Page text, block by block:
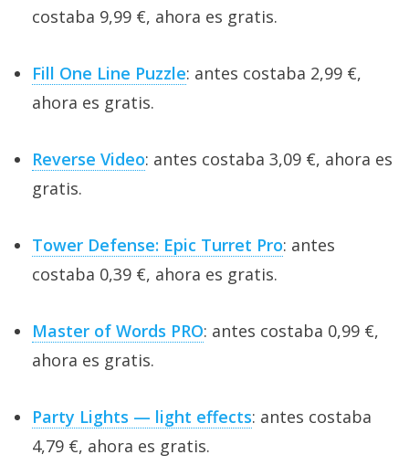
costaba 9,99 €, ahora es gratis.
Fill One Line Puzzle: antes costaba 2,99 €,
ahora es gratis.
Reverse Video: antes costaba 3,09 €, ahora es
gratis.
Tower Defense: Epic Turret Pro: antes
costaba 0,39 €, ahora es gratis.
Master of Words PRO: antes costaba 0,99 €,
ahora es gratis.
Party Lights — light effects: antes costaba
4,79 €, ahora es gratis.